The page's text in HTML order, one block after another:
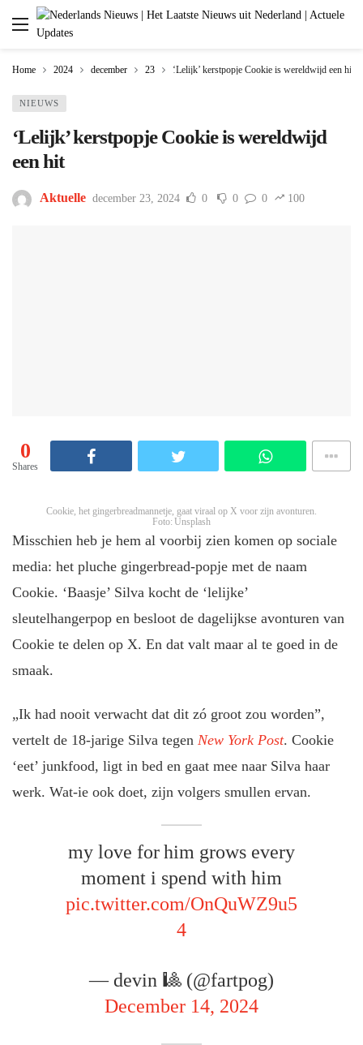
Home 2024 december 23 ‘Lelijk’ kerstpopje Cookie is wereldwijd een hit
NIEUWS
‘Lelijk’ kerstpopje Cookie is wereldwijd
een hit
Aktuelle december 23, 2024 0 0 0 100
0
Shares
Cookie, het gingerbreadmannetje, gaat viraal op X voor zijn avonturen.
Foto: Unsplash
Misschien heb je hem al voorbij zien komen op sociale
media: het pluche gingerbread-popje met de naam
Cookie. ‘Baasje’ Silva kocht de ‘lelijke’
sleutelhangerpop en besloot de dagelijkse avonturen van
Cookie te delen op X. En dat valt maar al te goed in de
smaak.
„Ik had nooit verwacht dat dit zó groot zou worden”,
vertelt de 18-jarige Silva tegen New York Post. Cookie
‘eet’ junkfood, ligt in bed en gaat mee naar Silva haar
werk. Wat-ie ook doet, zijn volgers smullen ervan.
my love for him grows every
moment i spend with him
pic.twitter.com/OnQuWZ9u5
4
— devin 🎱 (@fartpog)
December 14, 2024